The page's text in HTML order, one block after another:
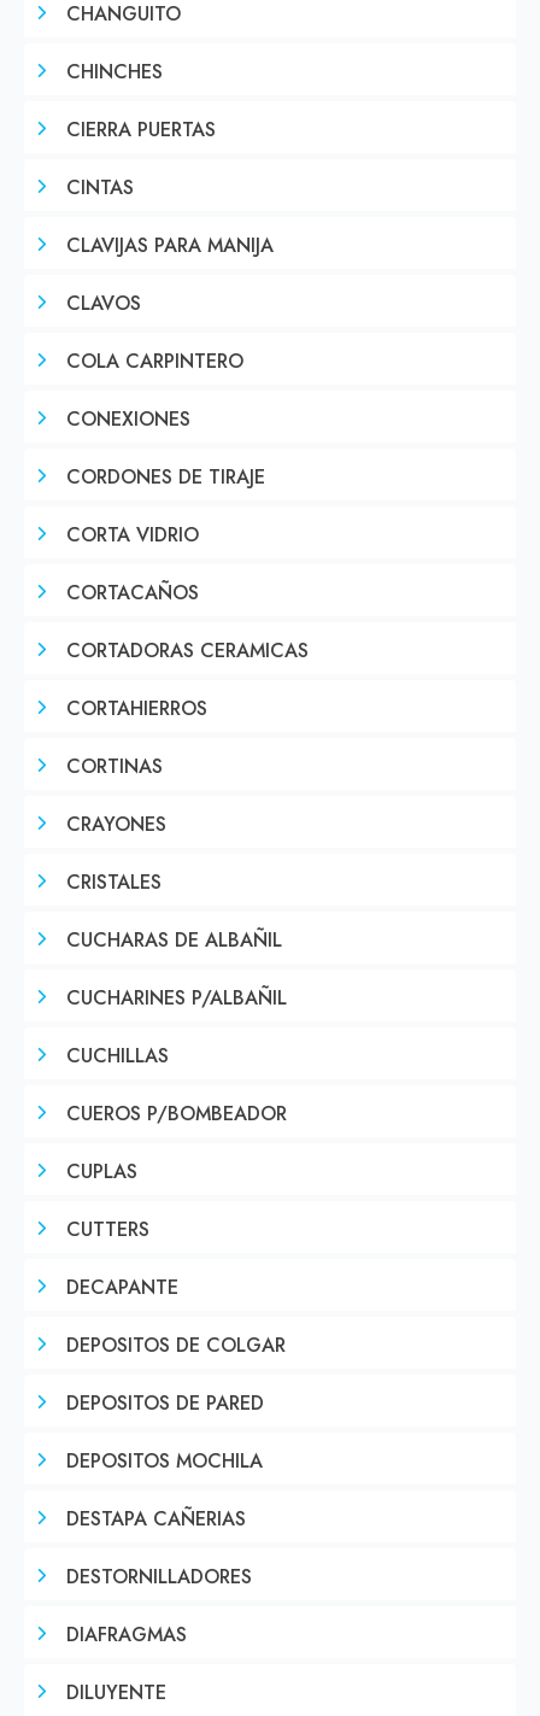
CHANGUITO
CHINCHES
CIERRA PUERTAS
CINTAS
CLAVIJAS PARA MANIJA
CLAVOS
COLA CARPINTERO
CONEXIONES
CORDONES DE TIRAJE
CORTA VIDRIO
CORTACAÑOS
CORTADORAS CERAMICAS
CORTAHIERROS
CORTINAS
CRAYONES
CRISTALES
CUCHARAS DE ALBAÑIL
CUCHARINES P/ALBAÑIL
CUCHILLAS
CUEROS P/BOMBEADOR
CUPLAS
CUTTERS
DECAPANTE
DEPOSITOS DE COLGAR
DEPOSITOS DE PARED
DEPOSITOS MOCHILA
DESTAPA CAÑERIAS
DESTORNILLADORES
DIAFRAGMAS
DILUYENTE